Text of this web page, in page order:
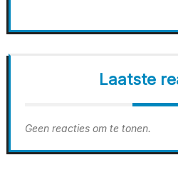
Laatste
Geen reacties om te tonen.